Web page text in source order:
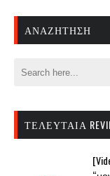
ΑΝΑΖΉΤΗΣΗ
ΤΕΛΕΥΤΑΊΑ